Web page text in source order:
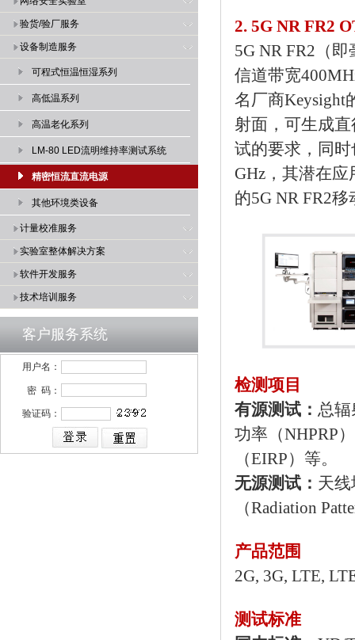
验货/验厂服务
设备制造服务
可程式恒温恒湿系列
高低温系列
高温老化系列
LM-80 LED流明维持率测试系统
精密恒流直流电源
其他环境类设备
计量校准服务
实验室整体解决方案
软件开发服务
技术培训服务
客户服务系统
用户名：
密 码：
验证码：
2. 5G NR FR2
5G NR FR2（
信道带宽
名厂商Keysight
射面，可生成直
试的要求，同
GHz，其潜在
的5G NR FR2
检测项目
有源测试： 总辐
功率（NHPRP
（EIRP）等。
无源测试： 天
（Radiation
产品范围
2G, 3G, LTE,
测试标准